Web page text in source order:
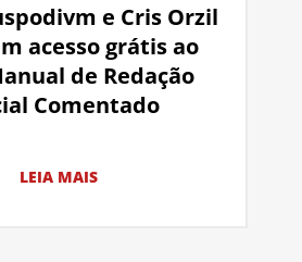
e Cris Orzil
acesso grátis ao
de Redação
Comentado
LEIA MAIS